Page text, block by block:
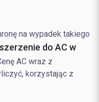
na wypadek takiego
do AC w
AC wraz z
korzystając z